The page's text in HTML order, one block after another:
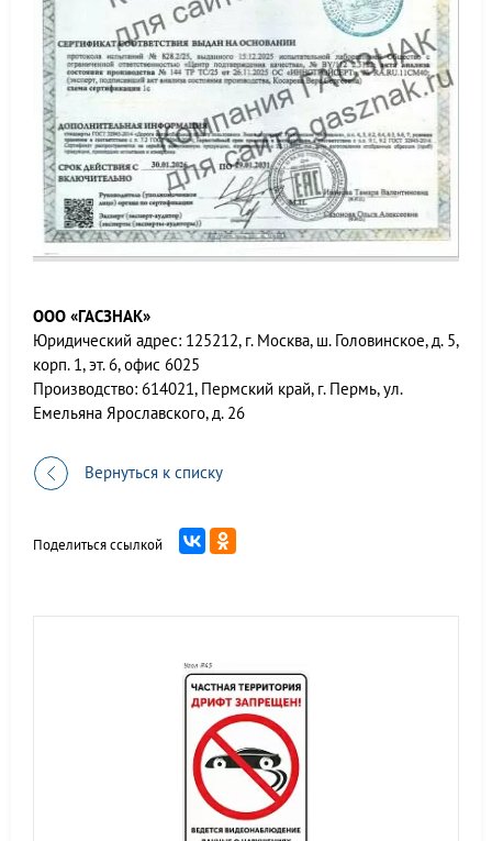
ООО «ГАСЗНАК»
Юридический адрес: 125212, г. Москва, ш. Головинское, д. 5,
корп. 1, эт. 6, офис 6025
Производство: 614021, Пермский край, г. Пермь, ул.
Емельяна Ярославского, д. 26
Вернуться к списку
Поделиться ссылкой